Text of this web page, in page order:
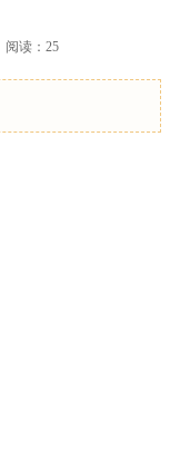
阅读：25